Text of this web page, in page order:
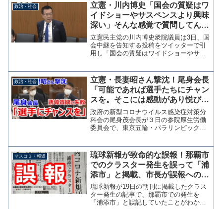
ていたようだ。東京の新たな感染者数を
238万人とし...
政治・社会
立憲・川内博史「国会の質疑はワ
イドショーやサスペンスより興味
深い」そんな感覚で質問してんだ
ろうな
立憲民主党の川内博史衆院議員は3日、国
会中継を告知する投稿をツイッターで引
用し「国会の質疑はワイドショーやサス
のけでワイドショーやサスペンス感覚で
追及国会をやっていると...
政治・社会
立憲・長妻昭さん撃沈！尾身会長
「可能であれば選手たちにチャン
スを。そこには感動があり悦びが
ありドラマがある」五輪開催を否
定させようとして大失敗
政府の新型コロナウイルス感染症対策分
科会の尾身茂会長が３日の参院厚生労働
委員会で、東京五輪・パラリンピックに
て、立憲民主党の長妻昭衆院議員は4日の
厚生労働委員会で「ベネ...
マスコミ・報道
琉球新報が致命的な誤報！那覇市
でのクラスター発生を誤って「浦
添市」と掲載、市長が誤報への注
意呼びかけ
琉球新報が19日の朝刊に掲載したクラス
ター発生の記事で、那覇市での発生を
「浦添市」と誤記していたことがわかっ